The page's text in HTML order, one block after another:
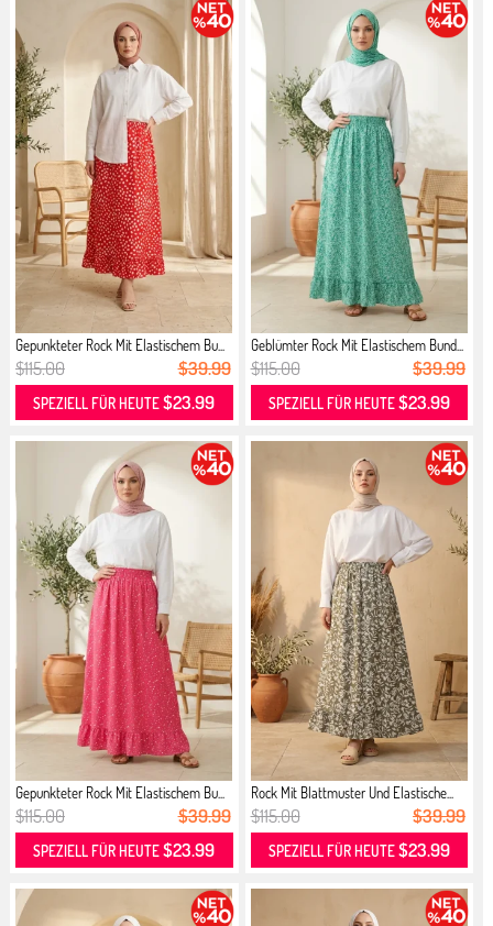
Gepunkteter Rock Mit Elastischem Bu...
$115.00 $39.99
SPEZIELL FÜR HEUTE$23.99
Geblümter Rock Mit Elastischem Bund...
$115.00 $39.99
SPEZIELL FÜR HEUTE$23.99
Gepunkteter Rock Mit Elastischem Bu...
$115.00 $39.99
SPEZIELL FÜR HEUTE$23.99
Rock Mit Blattmuster Und Elastische...
$115.00 $39.99
SPEZIELL FÜR HEUTE$23.99